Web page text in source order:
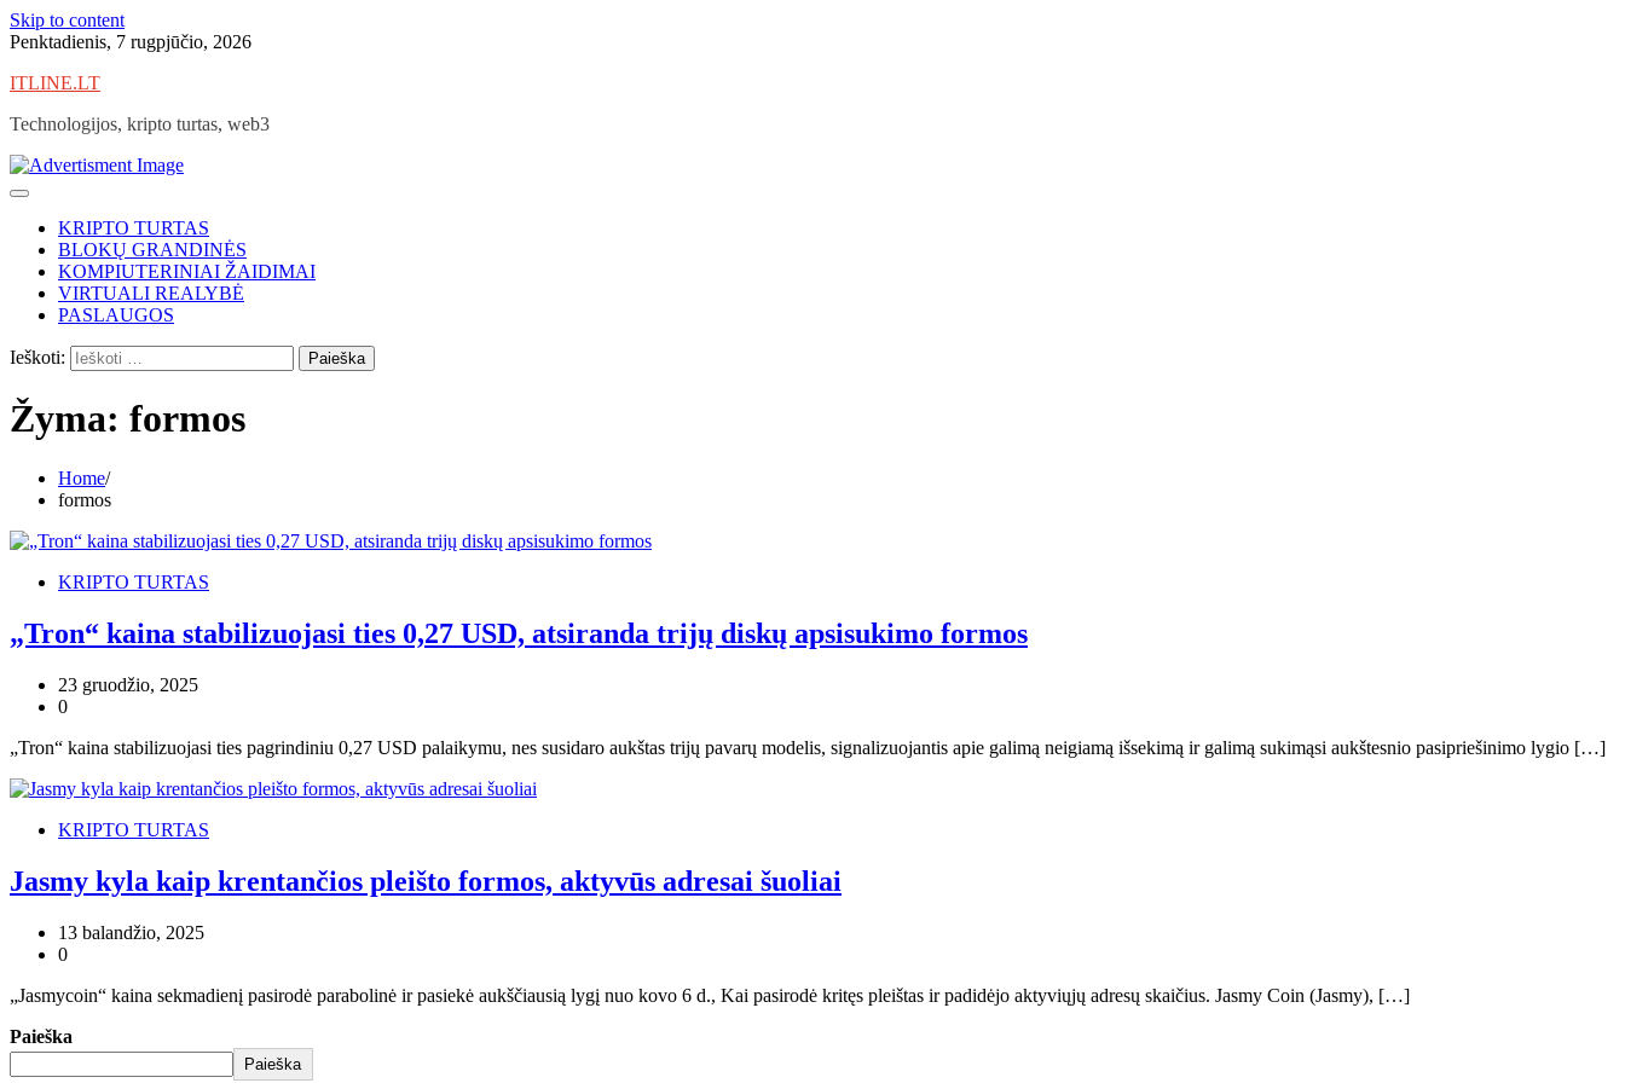
Skip to content
Penktadienis, 7 rugpjūčio, 2026
ITLINE.LT
Technologijos, kripto turtas, web3
KRIPTO TURTAS
BLOKŲ GRANDINĖS
KOMPIUTERINIAI ŽAIDIMAI
VIRTUALI REALYBĖ
PASLAUGOS
Ieškoti:
Žyma: formos
Home
formos
KRIPTO TURTAS
„Tron“ kaina stabilizuojasi ties 0,27 USD, atsiranda trijų diskų apsisukimo formos
23 gruodžio, 2025
0
„Tron“ kaina stabilizuojasi ties pagrindiniu 0,27 USD palaikymu, nes susidaro aukštas trijų pavarų modelis, signalizuojantis apie galimą neigiamą išsekimą ir galimą sukimąsi aukštesnio pasipriešinimo lygio […]
KRIPTO TURTAS
Jasmy kyla kaip krentančios pleišto formos, aktyvūs adresai šuoliai
13 balandžio, 2025
0
„Jasmycoin“ kaina sekmadienį pasirodė parabolinė ir pasiekė aukščiausią lygį nuo kovo 6 d., Kai pasirodė kritęs pleištas ir padidėjo aktyviųjų adresų skaičius. Jasmy Coin (Jasmy), […]
Paieška
Paieška